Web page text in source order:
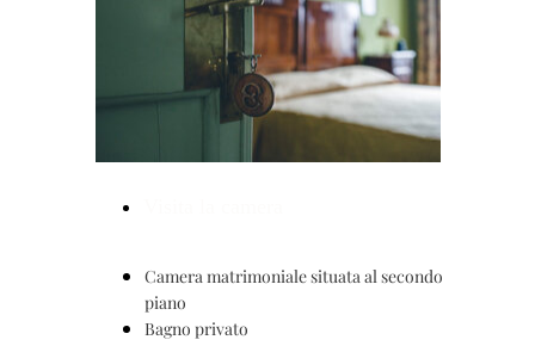
Camera matrimoniale situata al secondo
piano
Bagno privato